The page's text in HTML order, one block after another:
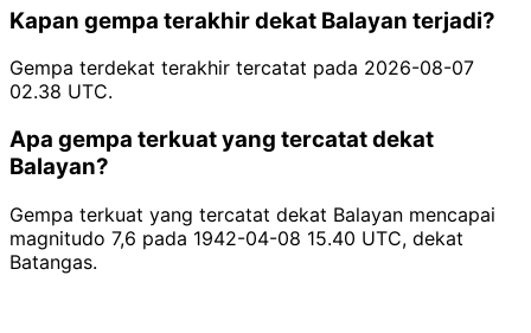
Kapan gempa terakhir dekat Balayan terjadi?
Gempa terdekat terakhir tercatat pada 2026-08-07
02.38 UTC.
Apa gempa terkuat yang tercatat dekat
Balayan?
Gempa terkuat yang tercatat dekat Balayan mencapai
magnitudo 7,6 pada 1942-04-08 15.40 UTC, dekat
Batangas.